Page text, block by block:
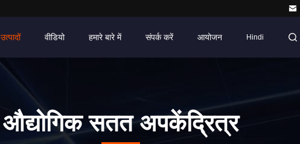
उत्पादों वीडियो हमारे बारे में संपर्क करें आयोजन Hindi
औद्योगिक सतत अपकेंद्रित्र